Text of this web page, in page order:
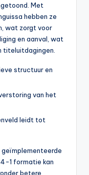
Met
hebben ze
wat zorgt voor
en aanval, wat
titeluitdagingen.
structuur en
van het
leidt tot
geïmplementeerde
1 formatie kan
betere